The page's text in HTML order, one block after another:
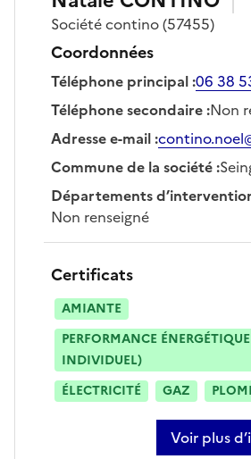
Sociétécontino(57455)
Coordonnées
Téléphone principal:06 38
Téléphone secondaire:Non
Adresse e-mail:
Commune de la société:
Départements
Non renseigné
Certificats
AMIANTE
PERFORMANCE
INDIVIDUEL)
ÉLECTRICITÉ
GAZ
Voir plus
sur natale